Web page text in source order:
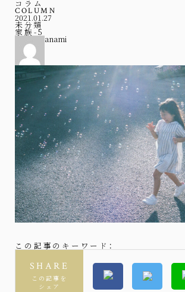
コラム
COLUMN
2021.01.27
未分類
家族-5
anami
この記事のキーワード：
SHARE
この記事を
シェア